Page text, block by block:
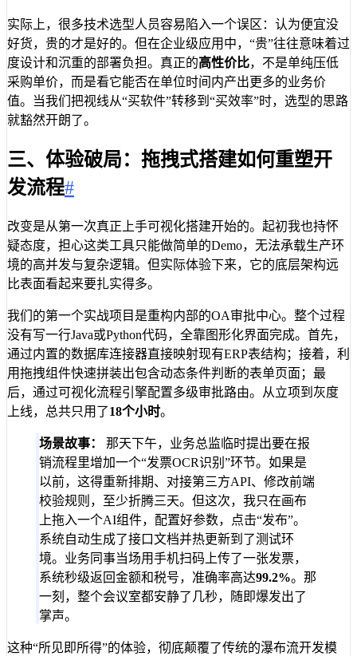
实际上，很多技术选型人员容易陷入一个误区：认为便宜没
好货，贵的才是好的。但在企业级应用中，“贵”往往意味着过
度设计和沉重的部署负担。真正的高性价比，不是单纯压低
采购单价，而是看它能否在单位时间内产出更多的业务价
值。当我们把视线从“买软件”转移到“买效率”时，选型的思路
就豁然开朗了。
三、体验破局：拖拽式搭建如何重塑开
发流程#
改变是从第一次真正上手可视化搭建开始的。起初我也持怀
疑态度，担心这类工具只能做简单的Demo，无法承载生产环
境的高并发与复杂逻辑。但实际体验下来，它的底层架构远
比表面看起来要扎实得多。
我们的第一个实战项目是重构内部的OA审批中心。整个过程
没有写一行Java或Python代码，全靠图形化界面完成。首先，
通过内置的数据库连接器直接映射现有ERP表结构；接着，利
用拖拽组件快速拼装出包含动态条件判断的表单页面；最
后，通过可视化流程引擎配置多级审批路由。从立项到灰度
上线，总共只用了18个小时。
场景故事：
那天下午，业务总监临时提出要在报
销流程里增加一个“发票OCR识别”环节。如果是
以前，这得重新排期、对接第三方API、修改前端
校验规则，至少折腾三天。但这次，我只在画布
上拖入一个AI组件，配置好参数，点击“发布”。
系统自动生成了接口文档并热更新到了测试环
境。业务同事当场用手机扫码上传了一张发票，
系统秒级返回金额和税号，准确率高达99.2%。那
一刻，整个会议室都安静了几秒，随即爆发出了
掌声。
这种“所见即所得”的体验，彻底颠覆了传统的瀑布流开发模